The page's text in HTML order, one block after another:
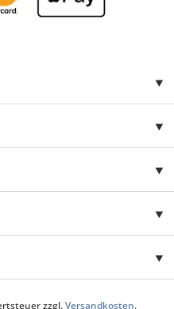
zzgl.Versandkosten.